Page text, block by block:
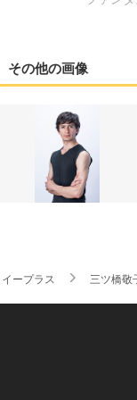
その他の画像
イープラス 三ツ橋敬